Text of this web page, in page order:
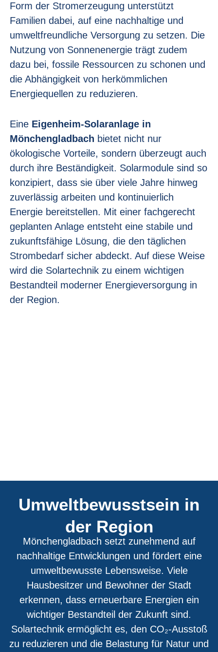
Form der Stromerzeugung unterstützt
Familien dabei, auf eine nachhaltige und
umweltfreundliche Versorgung zu setzen. Die
Nutzung von Sonnenenergie trägt zudem
dazu bei, fossile Ressourcen zu schonen und
die Abhängigkeit von herkömmlichen
Energiequellen zu reduzieren.
Eine Eigenheim-Solaranlage in
Mönchengladbach bietet nicht nur
ökologische Vorteile, sondern überzeugt auch
durch ihre Beständigkeit. Solarmodule sind so
konzipiert, dass sie über viele Jahre hinweg
zuverlässig arbeiten und kontinuierlich
Energie bereitstellen. Mit einer fachgerecht
geplanten Anlage entsteht eine stabile und
zukunftsfähige Lösung, die den täglichen
Strombedarf sicher abdeckt. Auf diese Weise
wird die Solartechnik zu einem wichtigen
Bestandteil moderner Energieversorgung in
der Region.
Umweltbewusstsein in
der Region
Mönchengladbach setzt zunehmend auf
nachhaltige Entwicklungen und fördert eine
umweltbewusste Lebensweise. Viele
Hausbesitzer und Bewohner der Stadt
erkennen, dass erneuerbare Energien ein
wichtiger Bestandteil der Zukunft sind.
Solartechnik ermöglicht es, den CO₂-Ausstoß
zu reduzieren und die Belastung für Natur und